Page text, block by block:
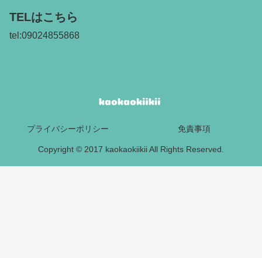
TELはこちら
tel:09024855868
プライバシーポリシー 免責事項
Copyright © 2017 kaokaokiikii All Rights Reserved.